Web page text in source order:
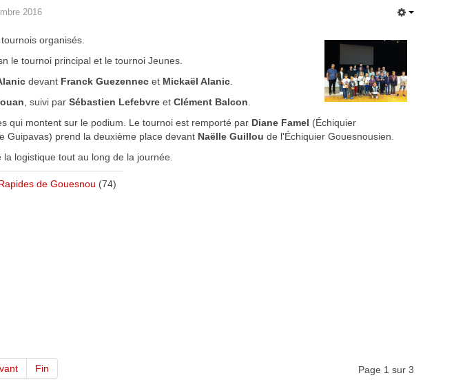
2016
organisés.
le tournoi principal et le tournoi Jeunes.
devant Franck Guezennec et Mickaël Alanic
, suivi par Sébastien Lefebvre et Clément Balcon
qui montent sur le podium. Le tournoi est remporté par Diane Famel (Échiquier
Guipavas) prend la deuxième place devant Naëlle Guillou de l'Échiquier Gouesnousien.
logistique tout au long de la journée.
de Gouesnou (74)
Page 1 sur 3
Fin